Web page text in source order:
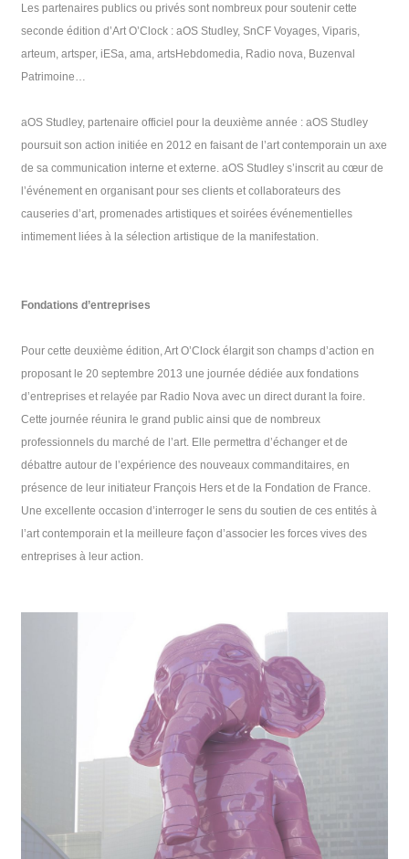
Les partenaires publics ou privés sont nombreux pour soutenir cette
seconde édition d’Art O’Clock : aOS Studley, SnCF Voyages, Viparis,
arteum, artsper, iESa, ama, artsHebdomedia, Radio nova, Buzenval
Patrimoine…
aOS Studley, partenaire officiel pour la deuxième année : aOS Studley
poursuit son action initiée en 2012 en faisant de l’art contemporain un axe
de sa communication interne et externe. aOS Studley s’inscrit au cœur de
l’événement en organisant pour ses clients et collaborateurs des
causeries d’art, promenades artistiques et soirées événementielles
intimement liées à la sélection artistique de la manifestation.
Fondations d’entreprises
Pour cette deuxième édition, Art O’Clock élargit son champs d’action en
proposant le 20 septembre 2013 une journée dédiée aux fondations
d’entreprises et relayée par Radio Nova avec un direct durant la foire.
Cette journée réunira le grand public ainsi que de nombreux
professionnels du marché de l’art. Elle permettra d’échanger et de
débattre autour de l’expérience des nouveaux commanditaires, en
présence de leur initiateur François Hers et de la Fondation de France.
Une excellente occasion d’interroger le sens du soutien de ces entités à
l’art contemporain et la meilleure façon d’associer les forces vives des
entreprises à leur action.